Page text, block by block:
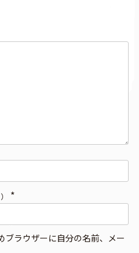
*
ブラウザーに自分の名前、メー